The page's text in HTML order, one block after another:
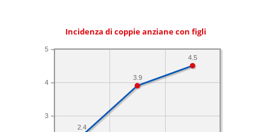
Incidenza di coppie anziane con figli
3
4
5
4.5
3.9
2.4